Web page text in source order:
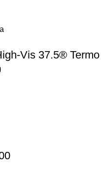
Vis 37.5®